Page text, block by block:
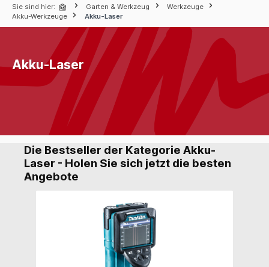
Sie sind hier: Garten & Werkzeug
Werkzeuge
Akku-Werkzeuge
Akku-Laser
Akku-Laser
Die Bestseller der Kategorie Akku-
Laser - Holen Sie sich jetzt die besten
Angebote